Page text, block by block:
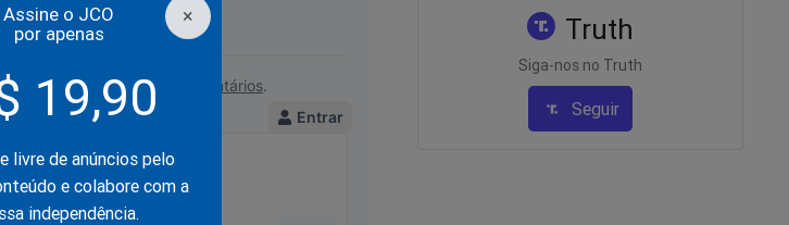
×
Assine o JCO
por apenas
19,90
livre de anúncios pelo
e colabore com a
independência.
sujo para a segundona. Truth
Siga-nos no Truth
Seguir